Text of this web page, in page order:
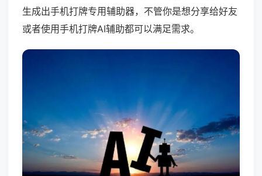
生成出手机打牌专用辅助器，不管你是想分享给好友
或者使用手机打牌AI辅助都可以满足需求。